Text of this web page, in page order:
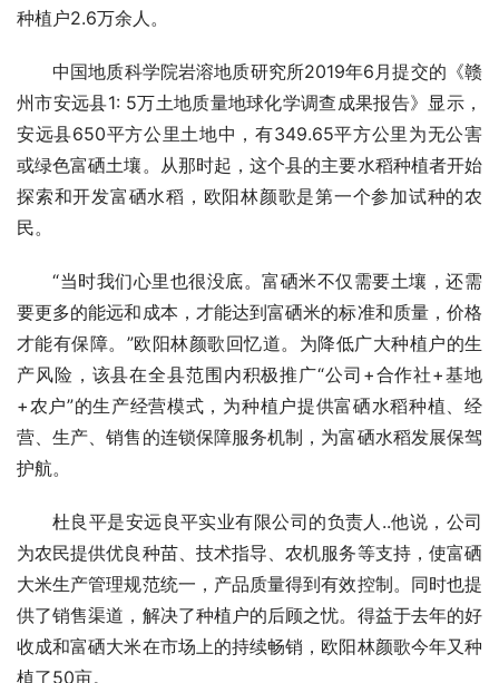
种植户2.6万余人。
中国地质科学院岩溶地质研究所2019年6月提交的《赣
州市安远县1: 5万土地质量地球化学调查成果报告》显示，
安远县650平方公里土地中，有349.65平方公里为无公害
或绿色富硒土壤。从那时起，这个县的主要水稻种植者开始
探索和开发富硒水稻，欧阳林颜歌是第一个参加试种的农
民。
“当时我们心里也很没底。富硒米不仅需要土壤，还需
要更多的能远和成本，才能达到富硒米的标准和质量，价格
才能有保障。”欧阳林颜歌回忆道。为降低广大种植户的生
产风险，该县在全县范围内积极推广“公司+合作社+基地
+农户”的生产经营模式，为种植户提供富硒水稻种植、经
营、生产、销售的连锁保障服务机制，为富硒水稻发展保驾
护航。
杜良平是安远良平实业有限公司的负责人..他说，公司
为农民提供优良种苗、技术指导、农机服务等支持，使富硒
大米生产管理规范统一，产品质量得到有效控制。同时也提
供了销售渠道，解决了种植户的后顾之忧。得益于去年的好
收成和富硒大米在市场上的持续畅销，欧阳林颜歌今年又种
植了50亩。